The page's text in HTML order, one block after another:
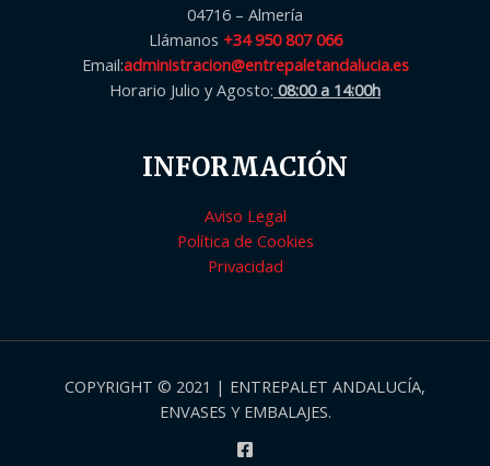
04716 – Almería
Llámanos +34 950 807 066
Email:administracion@entrepaletandalucia.es
Horario Julio y Agosto: 08:00 a 14:00h
INFORMACIÓN
Aviso Legal
Política de Cookies
Privacidad
COPYRIGHT © 2021 | ENTREPALET ANDALUCÍA,
ENVASES Y EMBALAJES.